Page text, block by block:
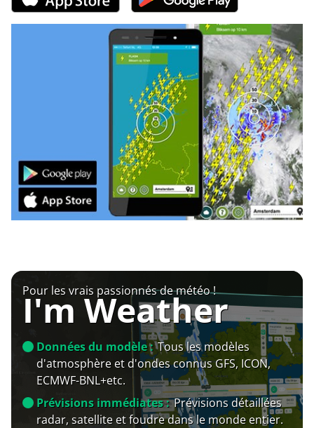
Pour les vrais passionnés de météo !
I'm Weather
Données du modèle : Tous les modèles
d'atmosphère et d'ondes connus GFS, ICON,
ECMWF-BNL+etc.
Prévisions immédiates : Prévisions détaillées
radar, satellite et foudre dans le monde entier.